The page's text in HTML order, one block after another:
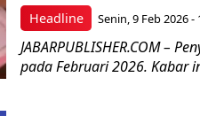
Headline Senin, 9 Feb 2026 -
JABARPUBLISHER.COM –
pada Februari 2026. Kabar